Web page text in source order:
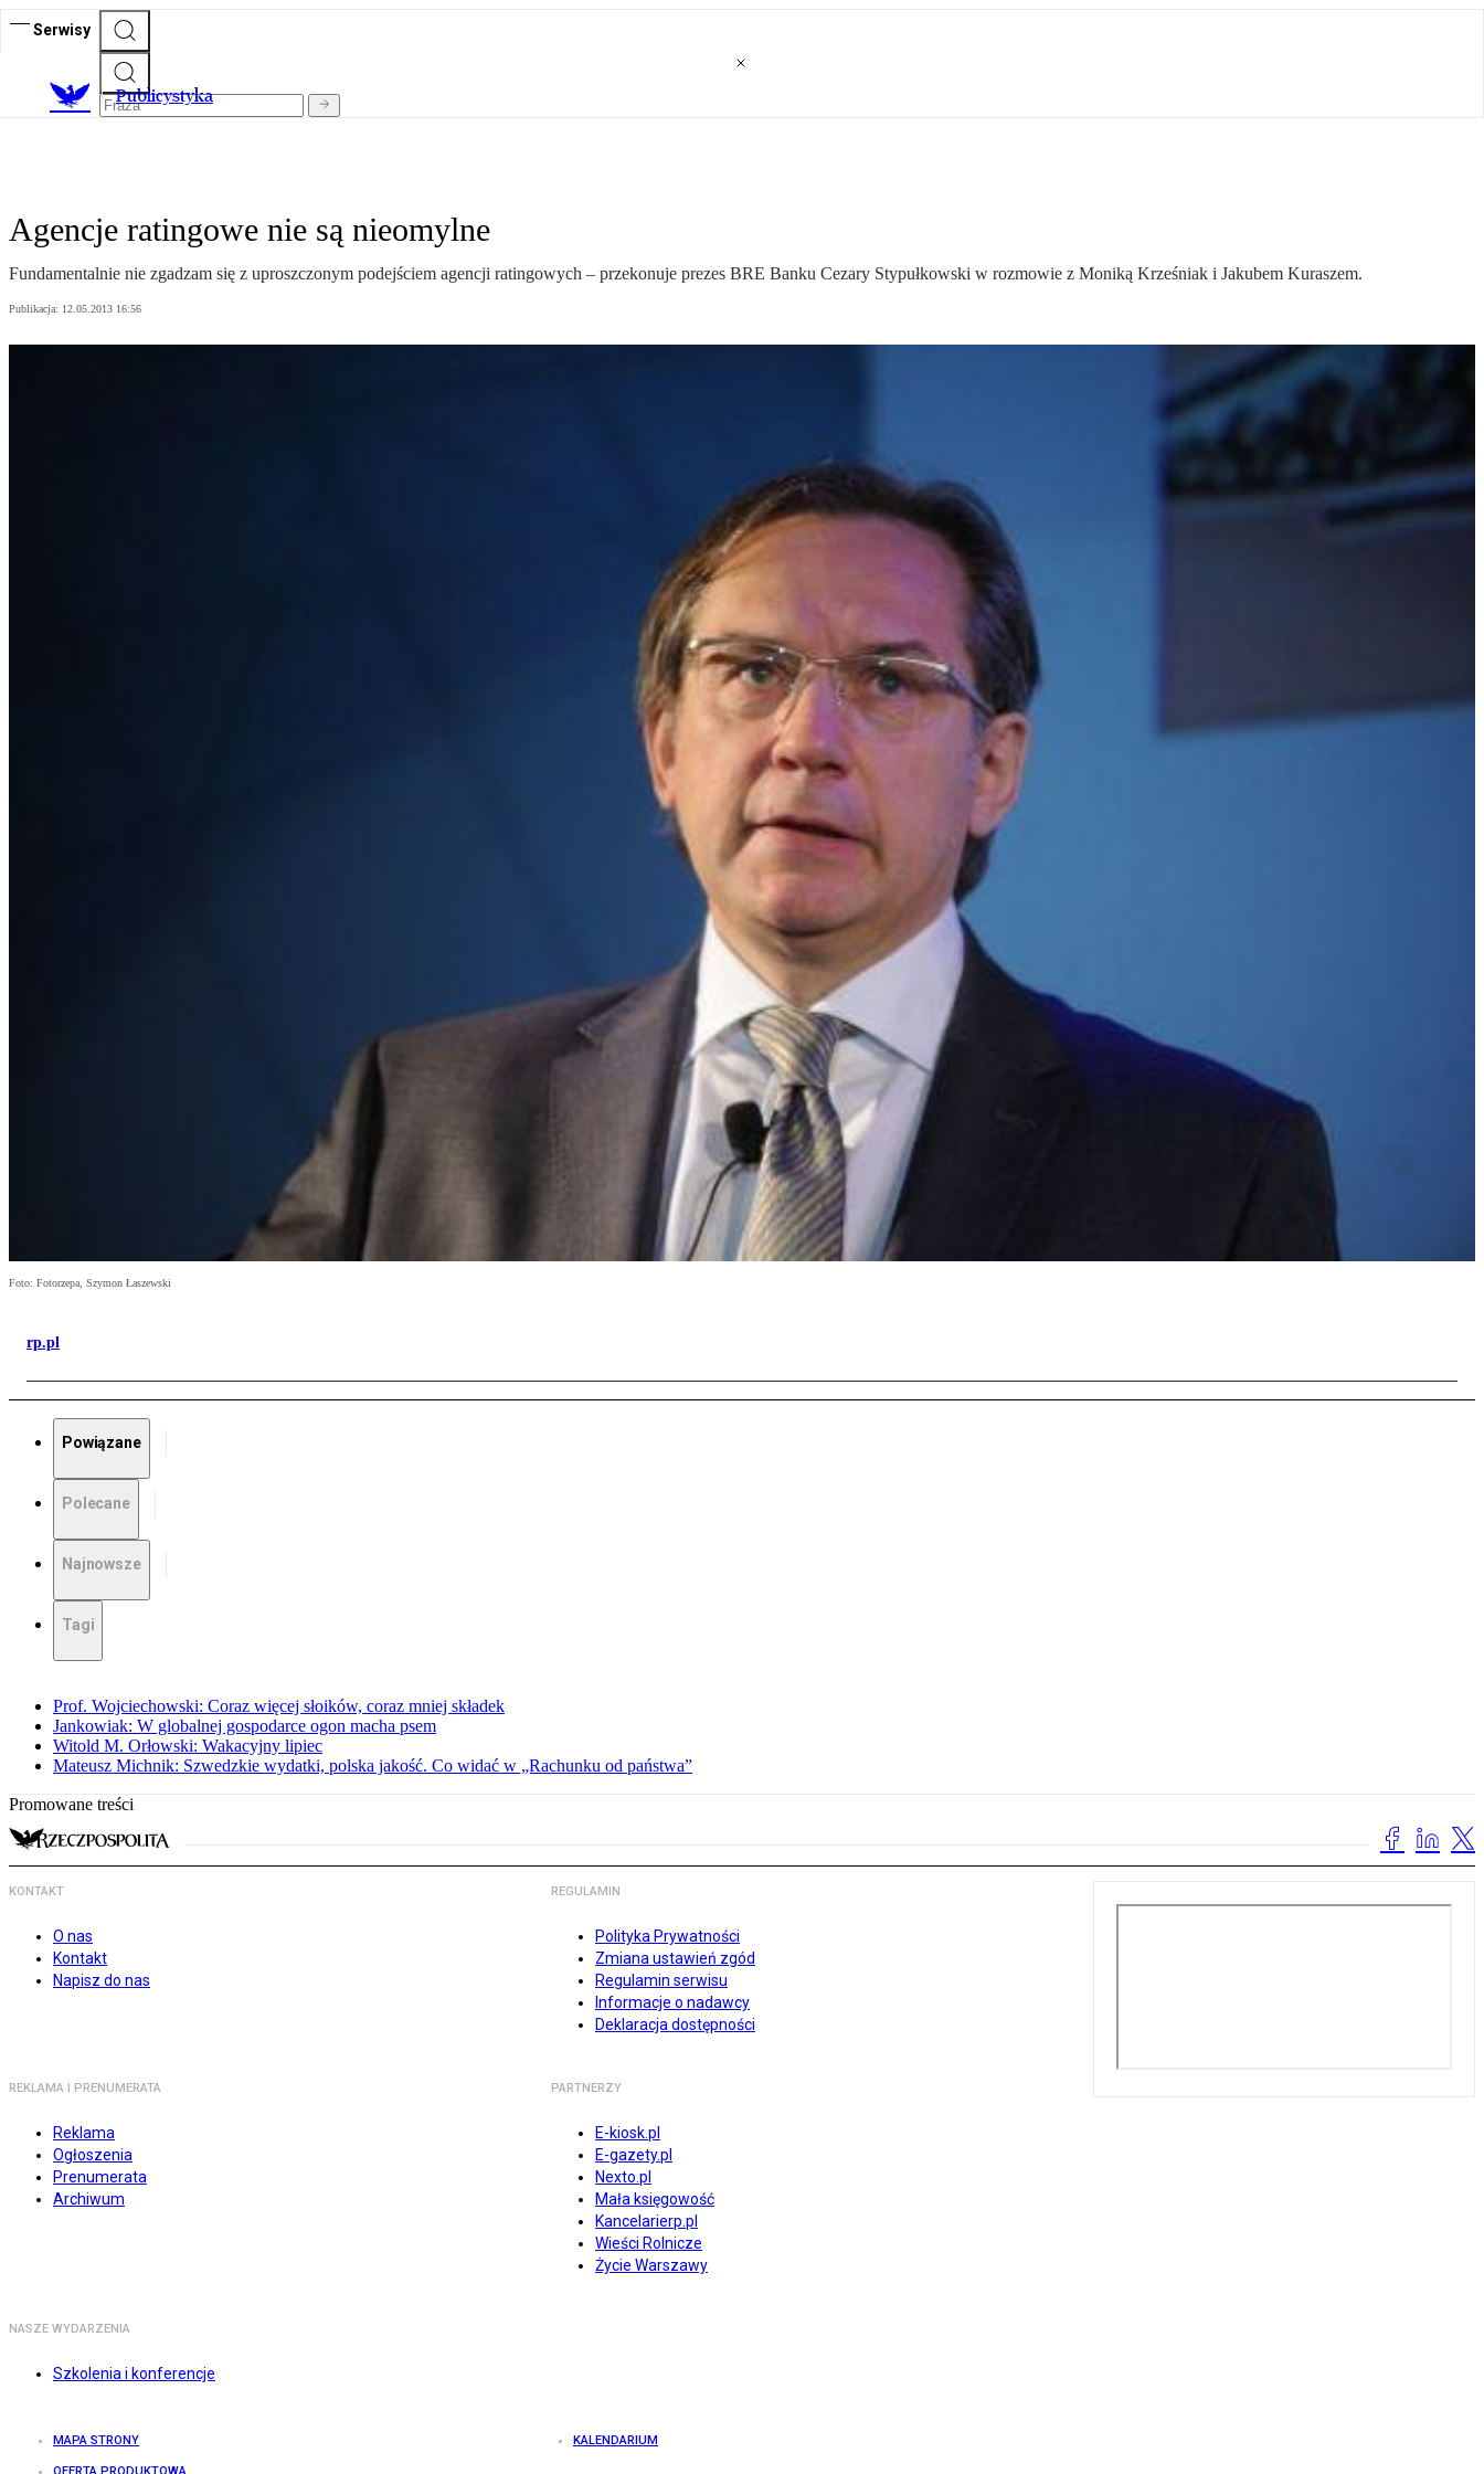
Serwisy
Publicystyka
Agencje ratingowe nie są nieomylne
Fundamentalnie nie zgadzam się z uproszczonym podejściem agencji ratingowych – przekonuje prezes BRE Banku Cezary Stypułkowski w rozmowie z Moniką Krześniak i Jakubem Kuraszem.
Publikacja: 12.05.2013 16:56
Foto: Fotorzepa, Szymon Łaszewski
rp.pl
Powiązane
Polecane
Najnowsze
Tagi
Prof. Wojciechowski: Coraz więcej słoików, coraz mniej składek
Jankowiak: W globalnej gospodarce ogon macha psem
Witold M. Orłowski: Wakacyjny lipiec
Mateusz Michnik: Szwedzkie wydatki, polska jakość. Co widać w „Rachunku od państwa”
Promowane treści
KONTAKT
O nas
Kontakt
Napisz do nas
REGULAMIN
Polityka Prywatności
Zmiana ustawień zgód
Regulamin serwisu
Informacje o nadawcy
Deklaracja dostępności
REKLAMA I PRENUMERATA
Reklama
Ogłoszenia
Prenumerata
Archiwum
PARTNERZY
E-kiosk.pl
E-gazety.pl
Nexto.pl
Mała księgowość
Kancelarierp.pl
Wieści Rolnicze
Życie Warszawy
NASZE WYDARZENIA
Szkolenia i konferencje
MAPA STRONY KALENDARIUM